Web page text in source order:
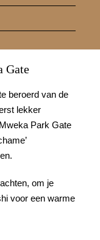
Gate
beroerd van de
lekker
Park Gate
om je
voor een warme